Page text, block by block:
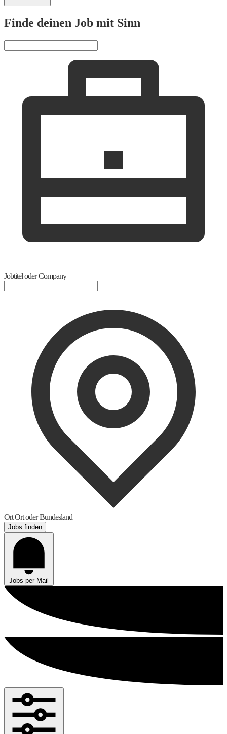
Finde deinen Job mit Sinn
Jobtitel oder Company
OrtOrt oder Bundesland
Jobs finden
Jobs per Mail